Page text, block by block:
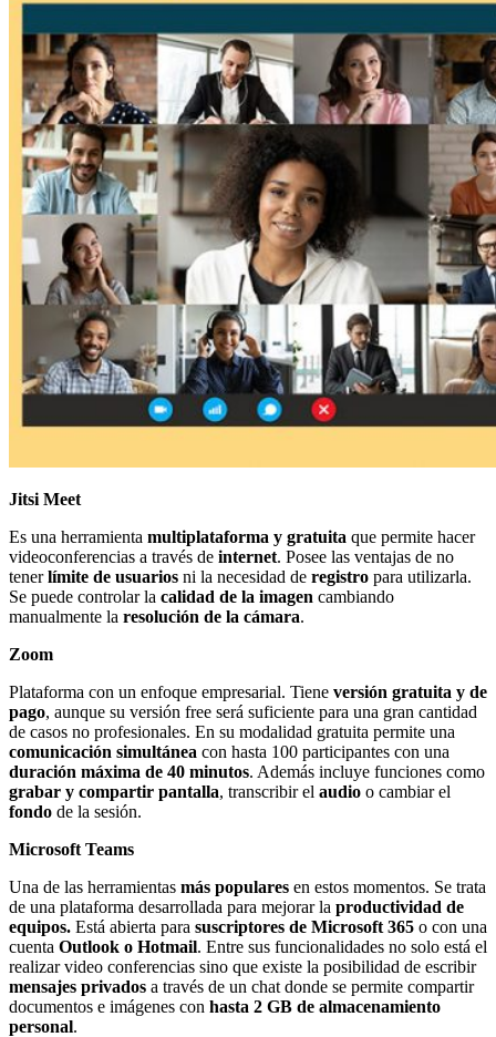
Jitsi Meet
Es una herramienta multiplataforma y gratuita que permite hacer
videoconferencias a través de internet. Posee las ventajas de no
tenerlímite de usuarios ni la necesidad de registro para utilizarla.
Se puede controlar la calidad de la imagen cambiando
manualmente la resolución de la cámara.
Zoom
Plataforma con un enfoque empresarial. Tiene versión gratuita y de
pago, aunque su versión free será suficiente para una gran cantidad
de casos no profesionales. En su modalidad gratuita permite una
comunicación simultánea con hasta 100 participantes con una
duración máxima de 40 minutos. Además incluye funciones como
grabar y compartir pantalla, transcribir el audio o cambiar el
fondo de la sesión.
Microsoft Teams
Una de las herramientas más populares en estos momentos. Se trata
de una plataforma desarrollada para mejorar la productividad de
equipos. Está abierta para suscriptores de Microsoft 365 o con una
cuenta Outlook o Hotmail. Entre sus funcionalidades no solo está el
realizar video conferencias sino que existe la posibilidad de escribir
mensajes privados a través de un chat donde se permite compartir
documentos e imágenes con hasta 2 GB de almacenamiento
personal.